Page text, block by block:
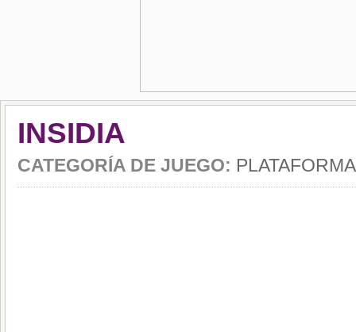
INSIDIA
CATEGORÍA DE JUEGO: PLATAFORMA